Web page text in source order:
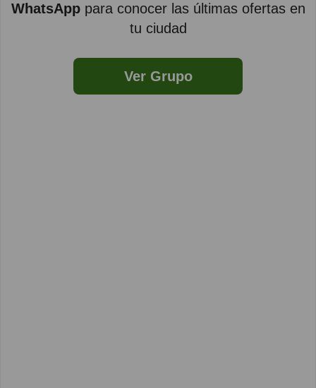
WhatsApppara conocer las últimas ofertas en
tu ciudad
Ver Grupo